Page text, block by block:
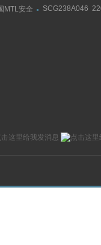
模块安装连接尺寸
MTL安全
SCG238A046